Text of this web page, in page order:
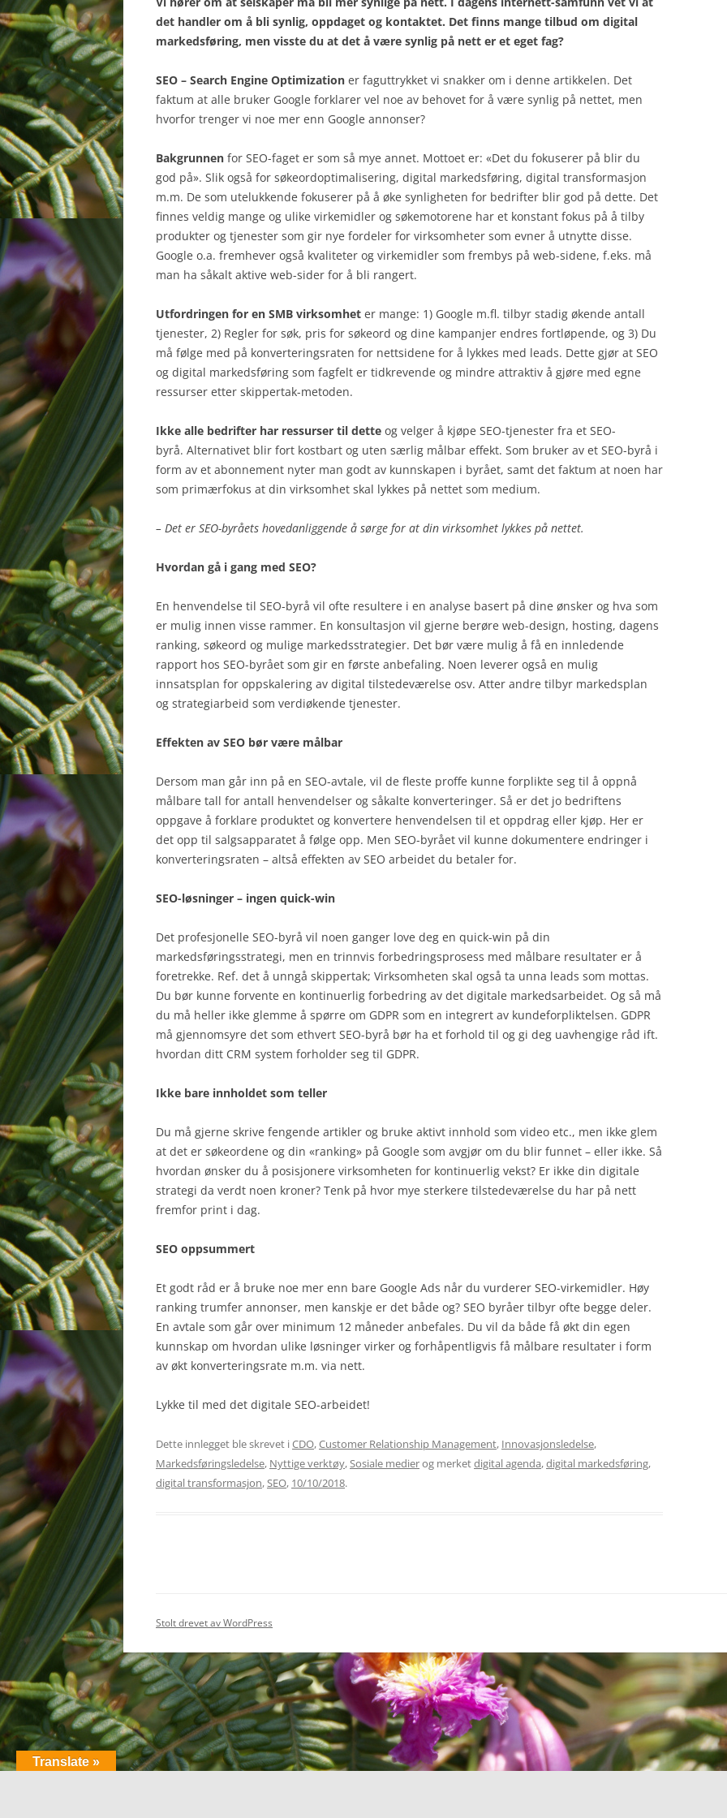
STRATEGIUTVIKLING
TIPS OG TRIKS
TEKNOLOGI
IT
PRODUCT
DIGITALISERING NYTTIGE
SOSIALE
det handler om å bli synlig, oppdaget og kontaktet. Det finns mange tilbud om digital
markedsføring, men visste du at det å være synlig på nett er et eget fag?
SEO – Search Engine Optimization er faguttrykket vi snakker om i denne artikkelen. Det
faktum at alle bruker Google forklarer vel noe av behovet for å være synlig på nettet, men
hvorfor trenger vi noe mer enn Google annonser?
Bakgrunnen for SEO-faget er som så mye annet. Mottoet er: «Det du fokuserer på blir du
god på». Slik også for søkeordoptimalisering, digital markedsføring, digital transformasjon
m.m. De som utelukkende fokuserer på å øke synligheten for bedrifter blir god på dette. Det
finnes veldig mange og ulike virkemidler og søkemotorene har et konstant fokus på å tilby
produkter og tjenester som gir nye fordeler for virksomheter som evner å utnytte disse.
Google o.a. fremhever også kvaliteter og virkemidler som frembys på web-sidene, f.eks. må
man ha såkalt aktive web-sider for å bli rangert.
Utfordringen for en SMB virksomhet er mange: 1) Google m.fl. tilbyr stadig økende antall
tjenester, 2) Regler for søk, pris for søkeord og dine kampanjer endres fortløpende, og 3) Du
må følge med på konverteringsraten for nettsidene for å lykkes med leads. Dette gjør at SEO
og digital markedsføring som fagfelt er tidkrevende og mindre attraktiv å gjøre med egne
ressurser etter skippertak-metoden.
Ikke alle bedrifter har ressurser til dette og velger å kjøpe SEO-tjenester fra et SEO-
byrå. Alternativet blir fort kostbart og uten særlig målbar effekt. Som bruker av et SEO-byrå i
form av et abonnement nyter man godt av kunnskapen i byrået, samt det faktum at noen har
som primærfokus at din virksomhet skal lykkes på nettet som medium.
– Det er SEO-byråets hovedanliggende å sørge for at din virksomhet lykkes på nettet.
Hvordan gå i gang med SEO?
En henvendelse til SEO-byrå vil ofte resultere i en analyse basert på dine ønsker og hva som
er mulig innen visse rammer. En konsultasjon vil gjerne berøre web-design, hosting, dagens
ranking, søkeord og mulige markedsstrategier. Det bør være mulig å få en innledende
rapport hos SEO-byrået som gir en første anbefaling. Noen leverer også en mulig
innsatsplan for oppskalering av digital tilstedeværelse osv. Atter andre tilbyr markedsplan
og strategiarbeid som verdiøkende tjenester.
Effekten av SEO bør være målbar
Dersom man går inn på en SEO-avtale, vil de fleste proffe kunne forplikte seg til å oppnå
målbare tall for antall henvendelser og såkalte konverteringer. Så er det jo bedriftens
oppgave å forklare produktet og konvertere henvendelsen til et oppdrag eller kjøp. Her er
det opp til salgsapparatet å følge opp. Men SEO-byrået vil kunne dokumentere endringer i
konverteringsraten – altså effekten av SEO arbeidet du betaler for.
SEO-løsninger – ingen quick-win
Det profesjonelle SEO-byrå vil noen ganger love deg en quick-win på din
markedsføringsstrategi, men en trinnvis forbedringsprosess med målbare resultater er å
foretrekke. Ref. det å unngå skippertak; Virksomheten skal også ta unna leads som mottas.
Du bør kunne forvente en kontinuerlig forbedring av det digitale markedsarbeidet. Og så må
du må heller ikke glemme å spørre om GDPR som en integrert av kundeforpliktelsen. GDPR
må gjennomsyre det som ethvert SEO-byrå bør ha et forhold til og gi deg uavhengige råd ift.
hvordan ditt CRM system forholder seg til GDPR.
Ikke bare innholdet som teller
Du må gjerne skrive fengende artikler og bruke aktivt innhold som video etc., men ikke glem
at det er søkeordene og din «ranking» på Google som avgjør om du blir funnet – eller ikke. Så
hvordan ønsker du å posisjonere virksomheten for kontinuerlig vekst? Er ikke din digitale
strategi da verdt noen kroner? Tenk på hvor mye sterkere tilstedeværelse du har på nett
fremfor print i dag.
SEO oppsummert
Et godt råd er å bruke noe mer enn bare Google Ads når du vurderer SEO-virkemidler. Høy
ranking trumfer annonser, men kanskje er det både og? SEO byråer tilbyr ofte begge deler.
En avtale som går over minimum 12 måneder anbefales. Du vil da både få økt din egen
kunnskap om hvordan ulike løsninger virker og forhåpentligvis få målbare resultater i form
av økt konverteringsrate m.m. via nett.
Lykke til med det digitale SEO-arbeidet!
Dette innlegget ble skrevet iCDO,Customer Relationship Management, Innovasjonsledelse,
Markedsføringsledelse, Nyttige verktøy,Sosiale medierog merketdigital agenda,digital markedsføring,
digital transformasjon,SEO, 10/10/2018.
Stolt drevet av WordPress
Translate »